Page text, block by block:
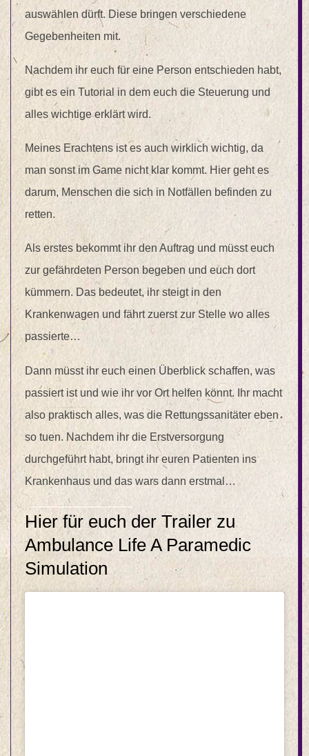
auswählen dürft. Diese bringen verschiedene
Gegebenheiten mit.
Nachdem ihr euch für eine Person entschieden habt,
gibt es ein Tutorial in dem euch die Steuerung und
alles wichtige erklärt wird.
Meines Erachtens ist es auch wirklich wichtig, da
man sonst im Game nicht klar kommt. Hier geht es
darum, Menschen die sich in Notfällen befinden zu
retten.
Als erstes bekommt ihr den Auftrag und müsst euch
zur gefährdeten Person begeben und euch dort
kümmern. Das bedeutet, ihr steigt in den
Krankenwagen und fährt zuerst zur Stelle wo alles
passierte…
Dann müsst ihr euch einen Überblick schaffen, was
passiert ist und wie ihr vor Ort helfen könnt. Ihr macht
also praktisch alles, was die Rettungssanitäter eben
so tuen. Nachdem ihr die Erstversorgung
durchgeführt habt, bringt ihr euren Patienten ins
Krankenhaus und das wars dann erstmal…
Hier für euch der Trailer zu
Ambulance Life A Paramedic
Simulation